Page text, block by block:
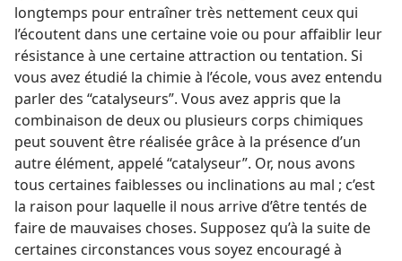
longtemps pour entraîner très nettement ceux qui
l’écoutent dans une certaine voie ou pour affaiblir leur
résistance à une certaine attraction ou tentation. Si
vous avez étudié la chimie à l’école, vous avez entendu
parler des “catalyseurs”. Vous avez appris que la
combinaison de deux ou plusieurs corps chimiques
peut souvent être réalisée grâce à la présence d’un
autre élément, appelé “catalyseur”. Or, nous avons
tous certaines faiblesses ou inclinations au mal ; c’est
la raison pour laquelle il nous arrive d’être tentés de
faire de mauvaises choses. Supposez qu’à la suite de
certaines circonstances vous soyez encouragé à